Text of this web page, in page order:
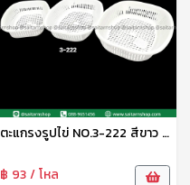
ตะแกรงรูปไข่ NO.3-222 สีขาว SRT
฿ 93 / โหล